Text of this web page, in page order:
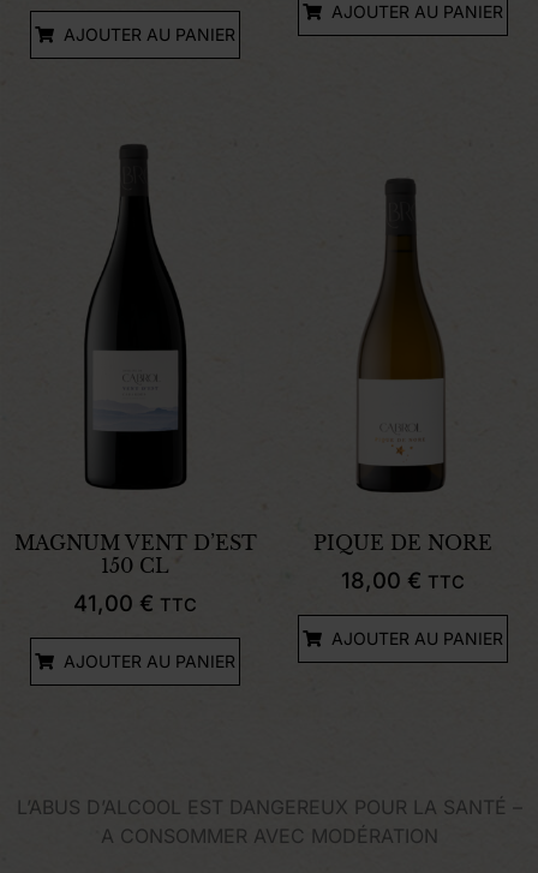
AJOUTER AU PANIER
AJOUTER AU PANIER
MAGNUM VENT D’EST
150 CL
41,00 € TTC
AJOUTER AU PANIER
PIQUE DE NORE
18,00 € TTC
AJOUTER AU PANIER
L’ABUS D’ALCOOL EST DANGEREUX POUR LA SANTÉ –
A CONSOMMER AVEC MODÉRATION